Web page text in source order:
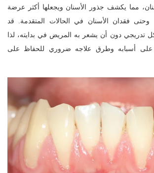
مما يكشف جذور الأسنان ويجعلها أكثر عرضة
فقدان الأسنان في الحالات المتقدمة. قد
تدريجي دون أن يشعر به المريض في بدايته، لذا
على أسبابه وطرق علاجه ضروري للحفاظ على